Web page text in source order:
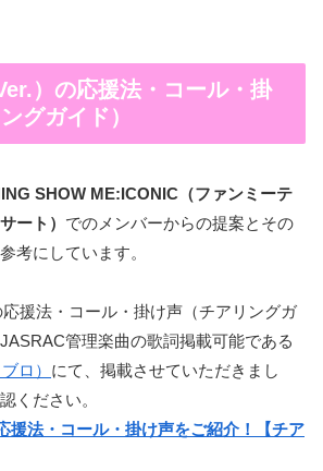
）の応援法・コール・掛
グガイド）
SHOW ME:ICONIC（ファンミーテ
ート） でのメンバーからの提案とその
考にしています。
援法・コール・掛け声（チアリングガ
管理楽曲の歌詞掲載可能である
ロ） にて、掲載させていただきまし
ください。
援法・コール・掛け声をご紹介！【チア